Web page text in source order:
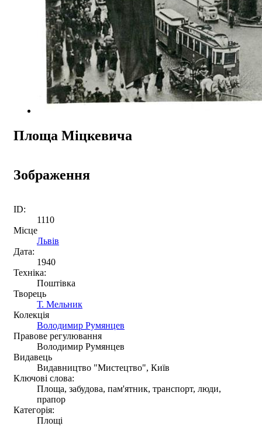
Площа Міцкевича
Зображення
ID:
1110
Місце
Львів
Дата:
1940
Техніка:
Поштівка
Творець
Т. Мельник
Колекція
Володимир Румянцев
Правове регулювання
Володимир Румянцев
Видавець
Видавництво "Мистецтво", Київ
Ключові слова:
Площа, забудова, пам'ятник, транспорт, люди,
прапор
Категорія:
Площі